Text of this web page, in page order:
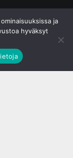
ja
hyväksyt